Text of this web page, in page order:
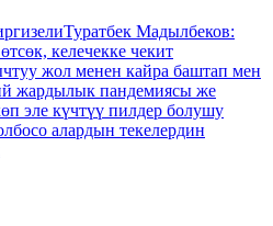
Туратбек Мадылбеков:
келечекке чекит
жол менен кайра баштап мен
жардылык пандемиясы же
эле күчтүү пилдер болушу
алардын текелердин